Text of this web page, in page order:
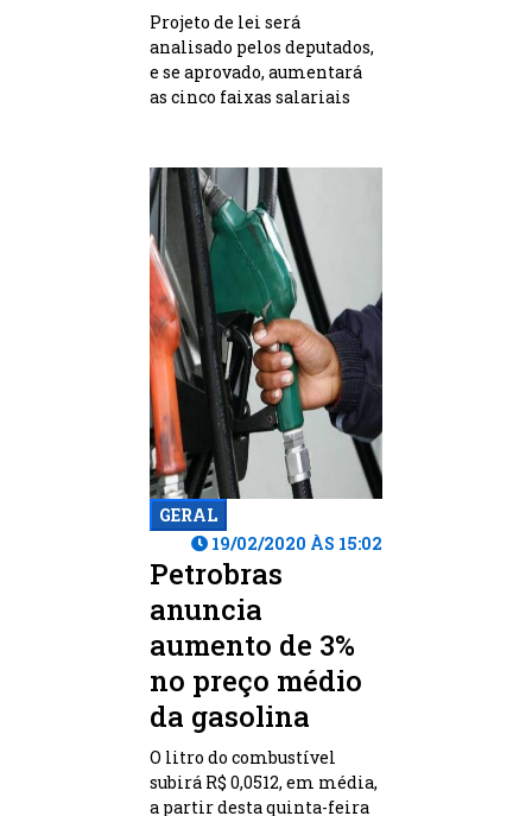
Projeto de lei será
analisado pelos deputados,
e se aprovado, aumentará
as cinco faixas salariais
GERAL
19/02/2020 ÀS 15:02
Petrobras
anuncia
aumento de 3%
no preço médio
da gasolina
O litro do combustível
subirá R$ 0,0512, em média,
a partir desta quinta-feira